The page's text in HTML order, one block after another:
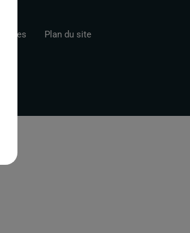
Plan du site